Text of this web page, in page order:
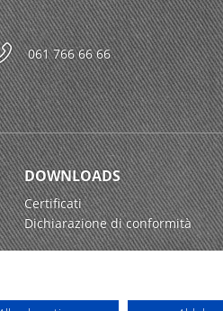
061 766 66 66
DOWNLOADS
Certificati
Dichiarazione di conformità